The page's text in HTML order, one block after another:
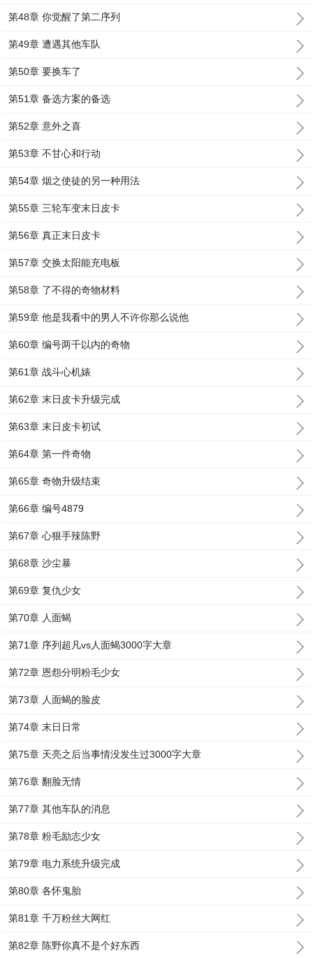
第48章 你觉醒了第二序列
第49章 遭遇其他车队
第50章 要换车了
第51章 备选方案的备选
第52章 意外之喜
第53章 不甘心和行动
第54章 烟之使徒的另一种用法
第55章 三轮车变末日皮卡
第56章 真正末日皮卡
第57章 交换太阳能充电板
第58章 了不得的奇物材料
第59章 他是我看中的男人不许你那么说他
第60章 编号两千以内的奇物
第61章 战斗心机婊
第62章 末日皮卡升级完成
第63章 末日皮卡初试
第64章 第一件奇物
第65章 奇物升级结束
第66章 编号4879
第67章 心狠手辣陈野
第68章 沙尘暴
第69章 复仇少女
第70章 人面蝎
第71章 序列超凡vs人面蝎3000字大章
第72章 恩怨分明粉毛少女
第73章 人面蝎的脸皮
第74章 末日日常
第75章 天亮之后当事情没发生过3000字大章
第76章 翻脸无情
第77章 其他车队的消息
第78章 粉毛励志少女
第79章 电力系统升级完成
第80章 各怀鬼胎
第81章 千万粉丝大网红
第82章 陈野你真不是个好东西